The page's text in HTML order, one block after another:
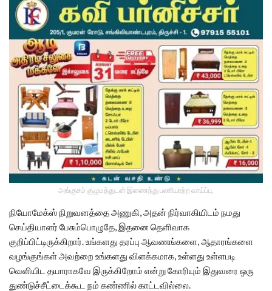
அங்குசம் குழுமத்துடன் இணைந்து பணியாற்ற வாய்ப்பு.
நியோமேக்ஸ் நிறுவனத்தை அணுகி, அதன் நிர்வாகியிடம் நமது
செய்தியாளர் பேசும்பொழுதே, இதனை தெளிவாக
குறிப்பிட்டிருக்கிறார். உங்களது தரப்பு ஆவணங்களை, ஆதாரங்களை
வழங்குங்கள் அவற்றை உங்களது விளக்கமாக, உள்ளது உள்ளபடி
வெளியிட தயாராகவே இருக்கிறோம் என்று கோரியும் இதுவரை ஒரு
துண்டுச்சீட்டைக்கூட நம் கண்ணில் காட்டவில்லை.